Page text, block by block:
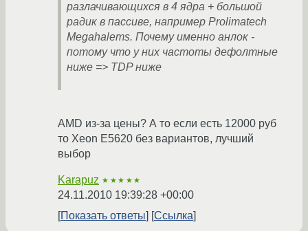
разлачивающихся в 4 ядра + большой
радик в пассиве, например Prolimatech
Megahalems. Почему именно анлок -
потому что у них частоты дефолтные
ниже => TDP ниже
AMD из-за цены? А то если есть 12000 руб
то Xeon E5620 без вариантов, лучший
выбор
Karapuz ★★★★★
24.11.2010 19:39:28 +00:00
Показать ответы
Ссылка